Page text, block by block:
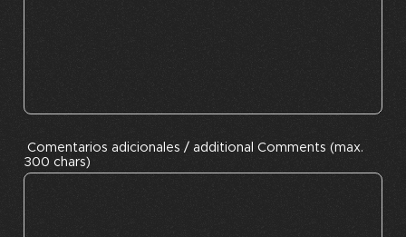
Comentarios adicionales / additional Comments (max.
300 chars)